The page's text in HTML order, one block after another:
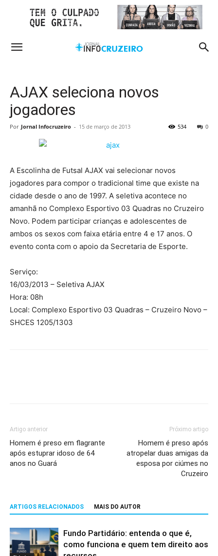
AJAX seleciona novos
jogadores
Por Jornal Infocruzeiro - 15 de março de 2013 0
534
A Escolinha de Futsal AJAX vai selecionar novos
jogadores para compor o tradicional time que existe na
cidade desde o ano de 1997. A seletiva acontece no
amanhã no Complexo Esportivo 03 Quadras no Cruzeiro
Novo. Podem participar crianças e adolescentes de
ambos os sexos com faixa etária entre 4 e 17 anos. O
evento conta com o apoio da Secretaria de Esporte.
Serviço:
16/03/2013 – Seletiva AJAX
Hora: 08h
Local: Complexo Esportivo 03 Quadras – Cruzeiro Novo –
SHCES 1205/1303
Artigo anterior
Homem é preso em flagrante
após estuprar idoso de 64
anos no Guará
Próximo artigo
Homem é preso após
atropelar duas amigas da
esposa por ciúmes no
Cruzeiro
ARTIGOS RELACIONADOS MAIS DO AUTOR
Fundo Partidário: entenda o que é,
como funciona e quem tem direito aos